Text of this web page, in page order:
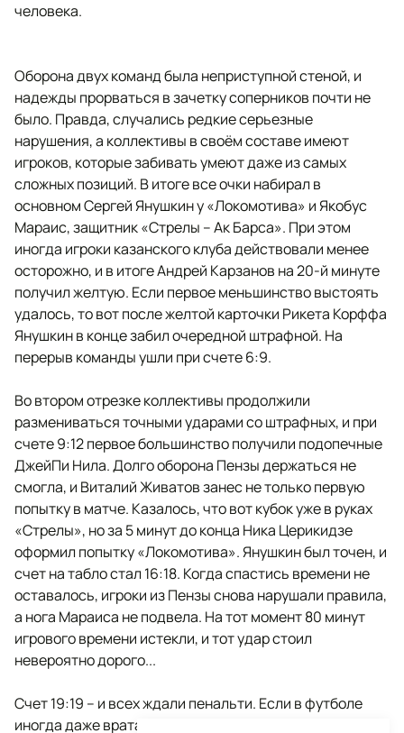
человека.
Оборона двух команд была неприступной стеной, и
надежды прорваться в зачетку соперников почти не
было. Правда, случались редкие серьезные
нарушения, а коллективы в своём составе имеют
игроков, которые забивать умеют даже из самых
сложных позиций. В итоге все очки набирал в
основном Сергей Янушкин у «Локомотива» и Якобус
Мараис, защитник «Стрелы – Ак Барса». При этом
иногда игроки казанского клуба действовали менее
осторожно, и в итоге Андрей Карзанов на 20-й минуте
получил желтую. Если первое меньшинство выстоять
удалось, то вот после желтой карточки Рикета Корффа
Янушкин в конце забил очередной штрафной. На
перерыв команды ушли при счете 6:9.
Во втором отрезке коллективы продолжили
размениваться точными ударами со штрафных, и при
счете 9:12 первое большинство получили подопечные
ДжейПи Нила. Долго оборона Пензы держаться не
смогла, и Виталий Живатов занес не только первую
попытку в матче. Казалось, что вот кубок уже в руках
«Стрелы», но за 5 минут до конца Ника Церикидзе
оформил попытку «Локомотива». Янушкин был точен, и
счет на табло стал 16:18. Когда спастись времени не
оставалось, игроки из Пензы снова нарушали правила,
а нога Мараиса не подвела. На тот момент 80 минут
игрового времени истекли, и тот удар стоил
невероятно дорого...
Счет 19:19 – и всех ждали пенальти. Если в футболе
иногда даже вратари могут встать в пятерку лучших